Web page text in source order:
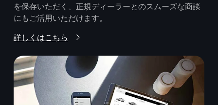
を保存いただく、正規ディーラーとのスムーズな商談
にもご活用いただけます。
詳しくはこちら